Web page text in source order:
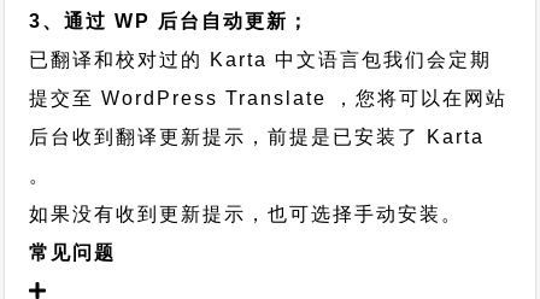
3、通过 WP 后台自动更新；
已翻译和校对过的 Karta 中文语言包我们会定期
提交至 WordPress Translate ，您将可以在网站
后台收到翻译更新提示，前提是已安装了 Karta
。
如果没有收到更新提示，也可选择手动安装。
常见问题